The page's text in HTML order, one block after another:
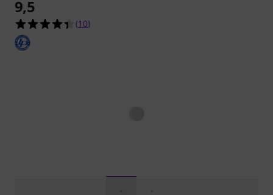
9,5
4.4 av 5 stjärnor från 10 kundbetyg
(10)